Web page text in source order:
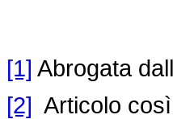
[1] Abrogata
[2] Articolo